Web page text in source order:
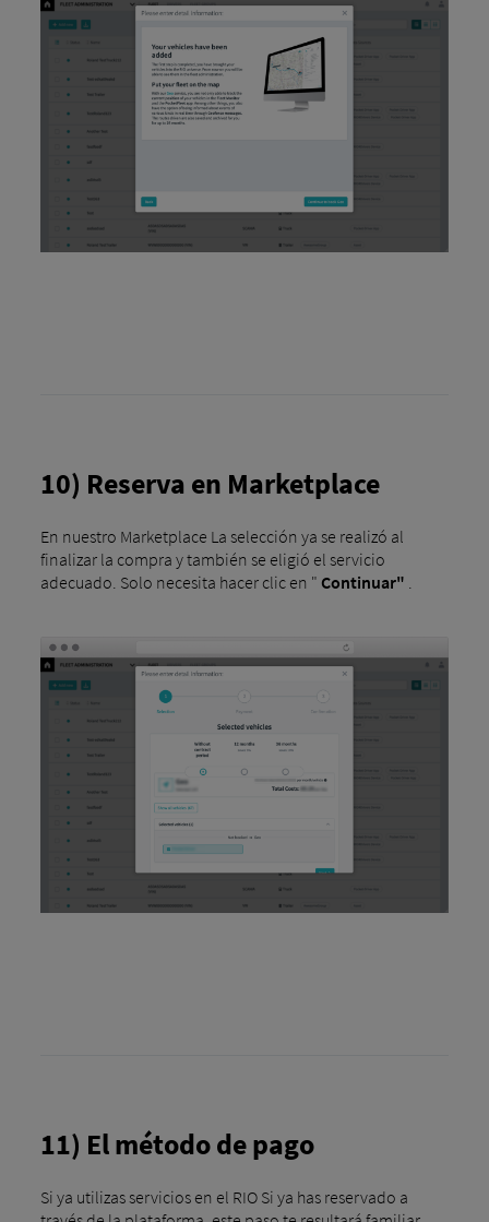
10) Reserva en Marketplace
En nuestro Marketplace La selección ya se realizó al
finalizar la compra y también se eligió el servicio
adecuado. Solo necesita hacer clic en " Continuar"
11) El método de pago
Si ya utilizas servicios en el RIO Si ya has reservado a